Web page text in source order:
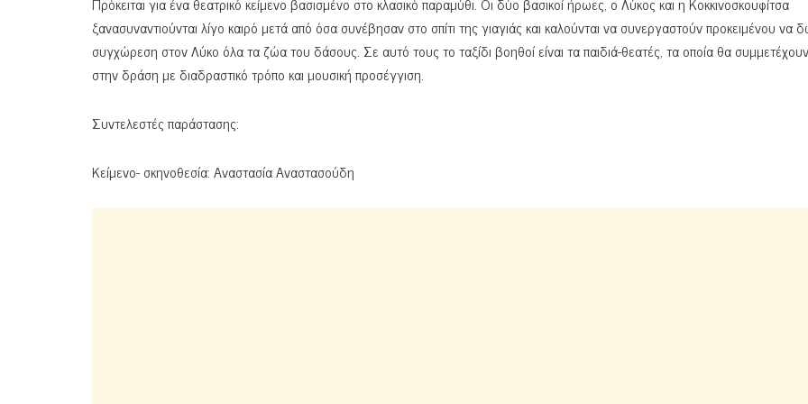
ξανασυναντιούνται λίγο καιρό μετά από όσα συνέβησαν στο σπίτι της γιαγιάς και καλούνται να συνεργαστούν προκειμένου να
συγχώρεση στον Λύκο όλα τα ζώα του δάσους. Σε αυτό τους το ταξίδι βοηθοί είναι τα παιδιά-θεατές, τα οποία θα
στην δράση με διαδραστικό τρόπο και μουσική προσέγγιση.
Συντελεστές παράστασης:
Κείμενο- σκηνοθεσία: Αναστασία Αναστασούδη